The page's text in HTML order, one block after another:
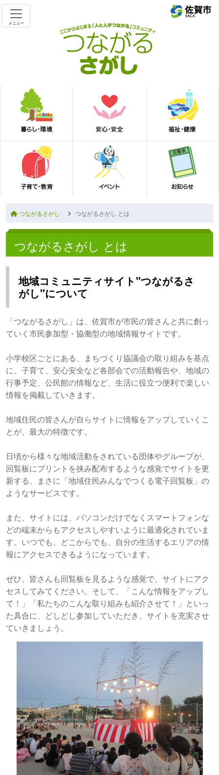
メニュー
つながるさがし つながるさがし とは
つながるさがし とは
地域コミュニティサイト"つながるさ
がし"について
「つながるさがし」は、佐賀市が市民の皆さんと共に創っ
ていく市民参加型・協働型の地域情報サイトです。
小学校区ごとにある、まちづくり協議会の取り組みを基点
に、子育て、安心安全など各部会での活動報告や、地域の
行事予定、公民館の情報など、生活に役立つ便利で楽しい
情報を掲載していきます。
地域住民の皆さんが自らサイトに情報をアップしていくこ
とが、最大の特徴です。
日頃から様々な地域活動をされている団体やグループが、
回覧板にプリントを挟み配布するような感覚でサイトを更
新する、まさに「地域住民みんなでつくる電子回覧板」の
ようなサービスです。
また、サイトには、パソコンだけでなくスマートフォンな
どの端末からもアクセスしやすいように最適化されていま
す。いつでも、どこからでも、自分の生活するエリアの情
報にアクセスできるようになっています。
ぜひ、皆さんも回覧板を見るような感覚で、サイトにアク
セスしてみてください。そして、「こんな情報をアップし
て！」「私たちのこんな取り組みも紹介させて！」といっ
た具合に、どしどし参加していただき、サイトを充実させ
ていきましょう。